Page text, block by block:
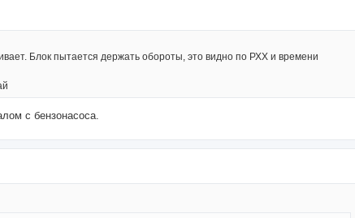
Блок пытается держать обороты, это видно по РХХ и времени
с бензонасоса.